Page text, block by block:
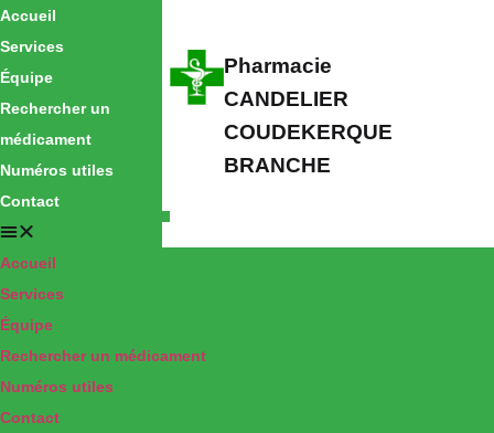
Pharmacie
CANDELIER
COUDEKERQUE
BRANCHE
Accueil
Services
Équipe
Rechercher un
médicament
Numéros utiles
Contact
Accueil
Services
Équipe
Rechercher un médicament
Numéros utiles
Contact